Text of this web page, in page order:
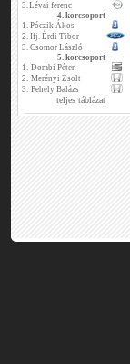
3.Lévai ferenc
4. korcsoport
1. Póczik Ákos
2. Ifj. Érdi Tibor
3. Csomor László
5. korcsoport
1. Dombi Péter
2. Merényi Zsolt
3. Pehely Balázs
teljes táblázat